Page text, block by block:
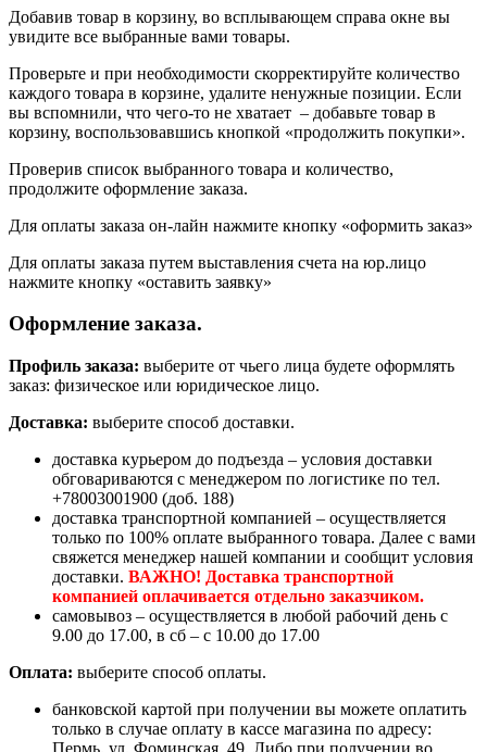
Добавив товар в корзину, во всплывающем справа окне вы
увидите все выбранные вами товары.
Проверьте и при необходимости скорректируйте количество
каждого товара в корзине, удалите ненужные позиции. Если
вы вспомнили, что чего-то не хватает – добавьте товар в
корзину, воспользовавшись кнопкой «продолжить покупки».
Проверив список выбранного товара и количество,
продолжите оформление заказа.
Для оплаты заказа он-лайн нажмите кнопку «оформить заказ»
Для оплаты заказа путем выставления счета на юр.лицо
нажмите кнопку «оставить заявку»
Оформление заказа.
Профиль заказа: выберите от чьего лица будете оформлять
заказ: физическое или юридическое лицо.
Доставка: выберите способ доставки.
доставка курьером до подъезда – условия доставки
обговариваются с менеджером по логистике по тел.
+78003001900 (доб. 188)
доставка транспортной компанией – осуществляется
только по 100% оплате выбранного товара. Далее с вами
свяжется менеджер нашей компании и сообщит условия
доставки. ВАЖНО! Доставка транспортной
компанией оплачивается отдельно заказчиком.
самовывоз – осуществляется в любой рабочий день с
9.00 до 17.00, в сб – с 10.00 до 17.00
Оплата: выберите способ оплаты.
банковской картой при получении вы можете оплатить
только в случае оплату в кассе магазина по адресу:
Пермь, ул. Фоминская, 49. Либо при получении во